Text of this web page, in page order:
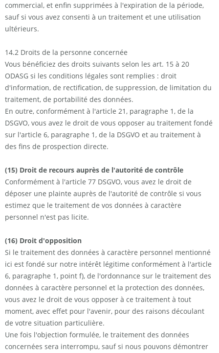
commercial, et enfin supprimées à l'expiration de la période,
sauf si vous avez consenti à un traitement et une utilisation
ultérieurs.
14.2 Droits de la personne concernée
Vous bénéficiez des droits suivants selon les art. 15 à 20
ODASG si les conditions légales sont remplies : droit
d'information, de rectification, de suppression, de limitation du
traitement, de portabilité des données.
En outre, conformément à l'article 21, paragraphe 1, de la
DSGVO, vous avez le droit de vous opposer au traitement fondé
sur l'article 6, paragraphe 1, de la DSGVO et au traitement à
des fins de prospection directe.
(15) Droit de recours auprès de l'autorité de contrôle
Conformément à l'article 77 DSGVO, vous avez le droit de
déposer une plainte auprès de l'autorité de contrôle si vous
estimez que le traitement de vos données à caractère
personnel n'est pas licite.
(16) Droit d'opposition
Si le traitement des données à caractère personnel mentionné
ici est fondé sur notre intérêt légitime conformément à l'article
6, paragraphe 1, point f), de l'ordonnance sur le traitement des
données à caractère personnel et la protection des données,
vous avez le droit de vous opposer à ce traitement à tout
moment, avec effet pour l'avenir, pour des raisons découlant
de votre situation particulière.
Une fois l'objection formulée, le traitement des données
concernées sera interrompu, sauf si nous pouvons démontrer